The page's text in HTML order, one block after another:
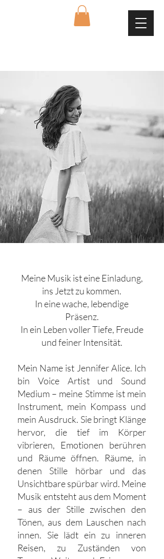
Meine Musik ist eine Einladung,
ins Jetzt zu kommen.
In eine wache, lebendige
Präsenz.
In ein Leben voller Tiefe, Freude
und feiner Intensität.
Mein Name ist Jennifer Alice. Ich
bin Voice Artist und Sound
Medium – meine Stimme ist mein
Instrument, mein Kompass und
mein Ausdruck. Sie bringt Klänge
hervor, die tief im Körper
vibrieren, Emotionen berühren
und Räume öffnen. Räume, in
denen Stille hörbar und das
Unsichtbare spürbar wird.​ Meine
Musik entsteht aus dem Moment
– aus der Stille zwischen den
Tönen, aus dem Lauschen nach
innen. Sie lädt ein zu inneren
Reisen, zu Zuständen von